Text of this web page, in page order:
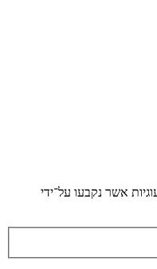
אשר נקבעו על־ידי